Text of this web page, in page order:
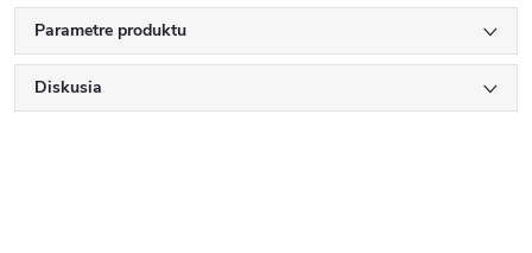
Parametre produktu
Diskusia